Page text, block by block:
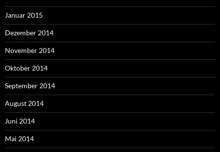
Januar 2015
Dezember 2014
November 2014
Oktober 2014
September 2014
August 2014
Juni 2014
Mai 2014